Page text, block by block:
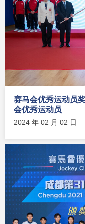
赛马会优秀运动员
会优秀运动员
2024 年 02 月 02 日